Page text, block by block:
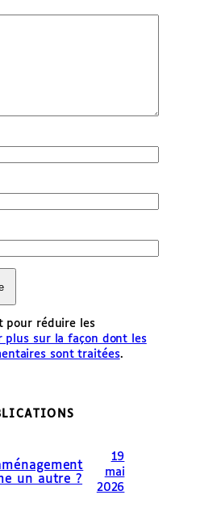
pour réduire les
plus sur la façon dont les
sont traitées.
un autre ?
19
mai
2026